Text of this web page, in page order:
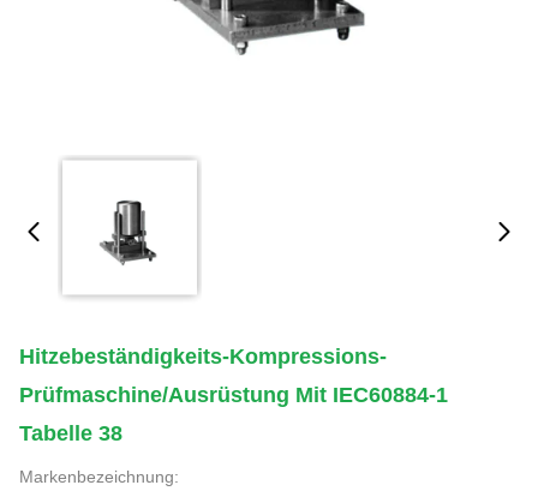
Hitzebeständigkeits-Kompressions-
Prüfmaschine/Ausrüstung Mit IEC60884-1
Tabelle 38
Markenbezeichnung: